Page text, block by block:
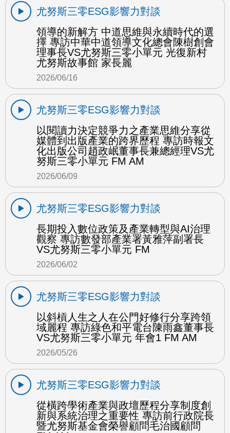
尤努斯三零ESG影響力對談
領導的新解方 中道思維與永續時代的選
擇 專訪中華中道領導文化總會陳樹創會
理事長VS尤努斯三零小單元 光復新村
尤努斯故事館 家長麗
2026/06/16
尤努斯三零ESG影響力對談
以閱讀力決定競爭力之產業思維分享從
媒體到出版產業的跨界歷程 專訪時報文
化出版公司趙政岷董事長兼總經理VS尤
努斯三零小單元 FM AM
2026/06/09
尤努斯三零ESG影響力對談
長期投入數位政策及產業轉型與AI治理
觀察 專訪數發部產業署黃雅萍副署長
VS尤努斯三零小單元 FM
2026/06/02
尤努斯三零ESG影響力對談
以斜槓人生之人在公門好修行分享跨領
域麗程 專訪綠色和平電台陳雨鑫董事長
VS尤努斯三零小單元 年會1 FM AM
2026/05/26
尤努斯三零ESG影響力對談
從橫跨學術產業與政壇歷程分享制度創
新與系統治理之重要性 專訪前行政院長
暨尤努斯基金會榮譽顧問毛治國顧問